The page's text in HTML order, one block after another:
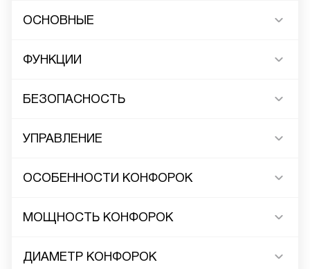
ОСНОВНЫЕ
ФУНКЦИИ
БЕЗОПАСНОСТЬ
УПРАВЛЕНИЕ
ОСОБЕННОСТИ КОНФОРОК
МОЩНОСТЬ КОНФОРОК
ДИАМЕТР КОНФОРОК